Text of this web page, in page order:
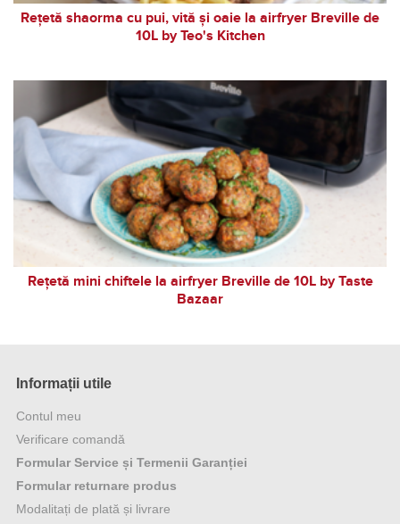
Rețetă shaorma cu pui, vită și oaie la airfryer Breville de
10L by Teo's Kitchen
Rețetă mini chiftele la airfryer Breville de 10L by Taste
Bazaar
Informații utile
Contul meu
Verificare comandă
Formular Service și Termenii Garanției
Formular returnare produs
Modalitați de plată și livrare